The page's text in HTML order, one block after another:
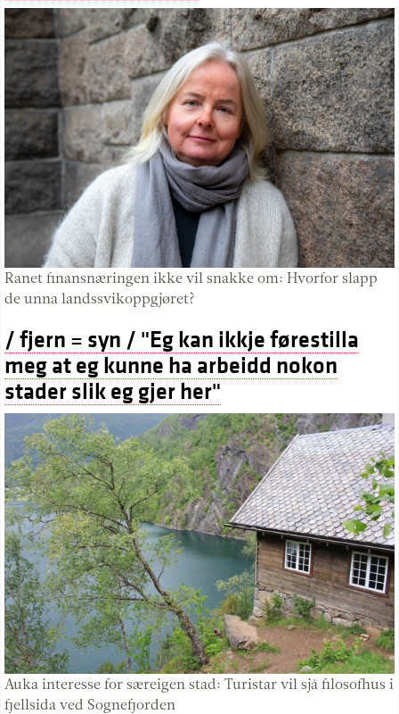
Ranet finansnæringen ikke vil snakke om: Hvorfor slapp
de unna landssvikoppgjøret?
/ fjern = syn / "Eg kan ikkje førestilla
meg at eg kunne ha arbeidd nokon
stader slik eg gjer her"
Auka interesse for særeigen stad: Turistar vil sjå filosofhus i
fjellsida ved Sognefjorden